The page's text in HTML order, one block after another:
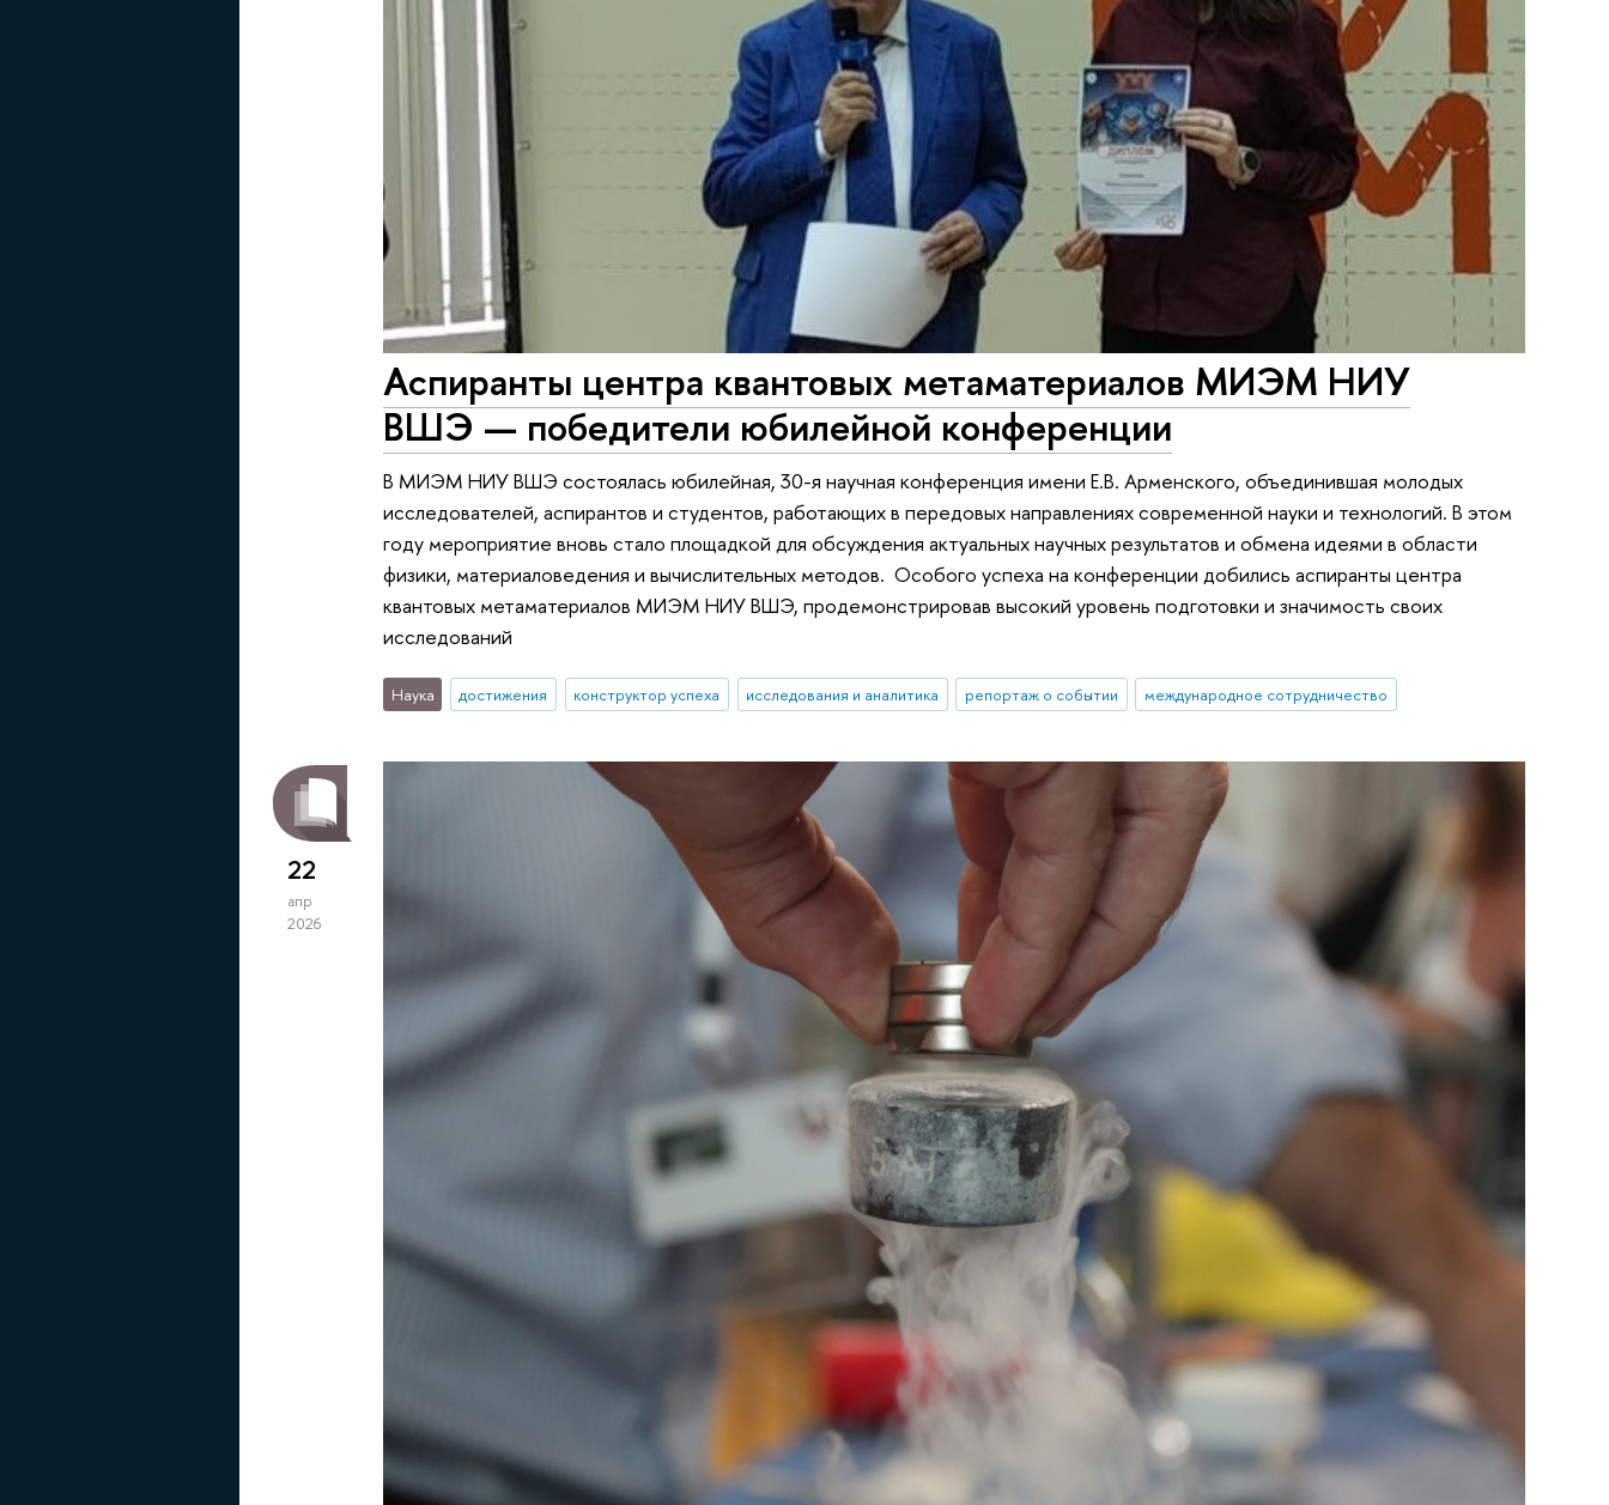
Аспиранты центра квантовых метаматериалов МИЭМ НИУ
ВШЭ — победители юбилейной конференции
В МИЭМ НИУ ВШЭ состоялась юбилейная, 30-я научная конференция имени Е.В. Арменского, объединившая молодых
исследователей, аспирантов и студентов, работающих в передовых направлениях современной науки и технологий. В этом
году мероприятие вновь стало площадкой для обсуждения актуальных научных результатов и обмена идеями в области
физики, материаловедения и вычислительных методов. Особого успеха на конференции добились аспиранты центра
квантовых метаматериалов МИЭМ НИУ ВШЭ, продемонстрировав высокий уровень подготовки и значимость своих
исследований
Наука достижения конструктор успеха исследования и аналитика репортаж о событии международное сотрудничество
22
апр
2026